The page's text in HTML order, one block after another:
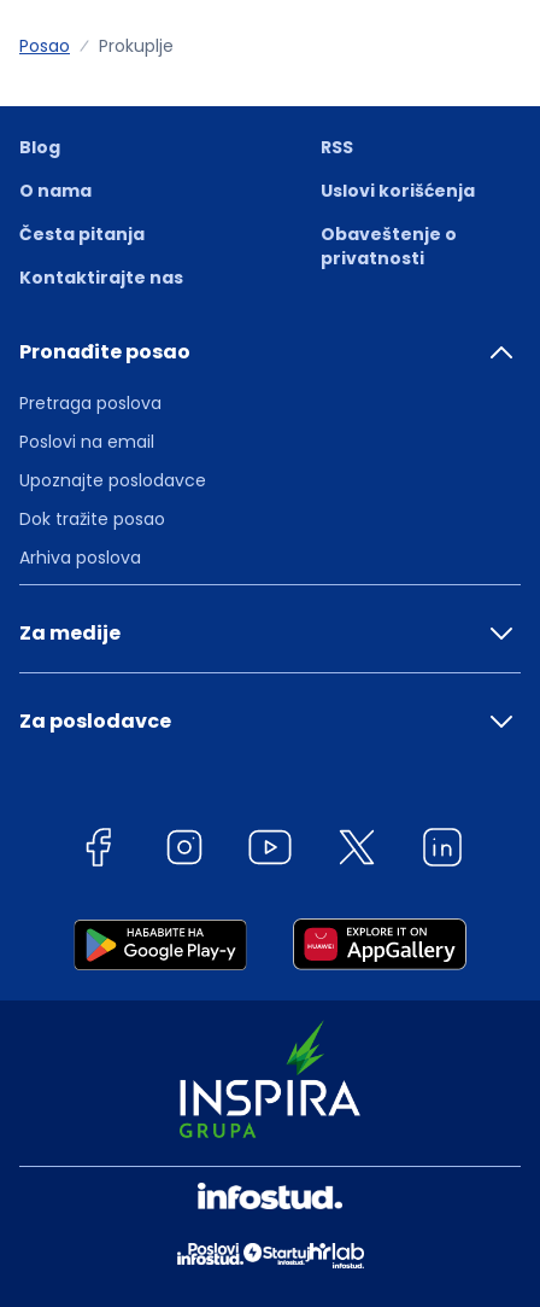
Posao Prokuplje
Blog
O nama
Česta pitanja
Kontaktirajte nas
RSS
Uslovi korišćenja
Obaveštenje o
privatnosti
Pronađite posao
Pretraga poslova
Poslovi na email
Upoznajte poslodavce
Dok tražite posao
Arhiva poslova
Za medije
Za poslodavce